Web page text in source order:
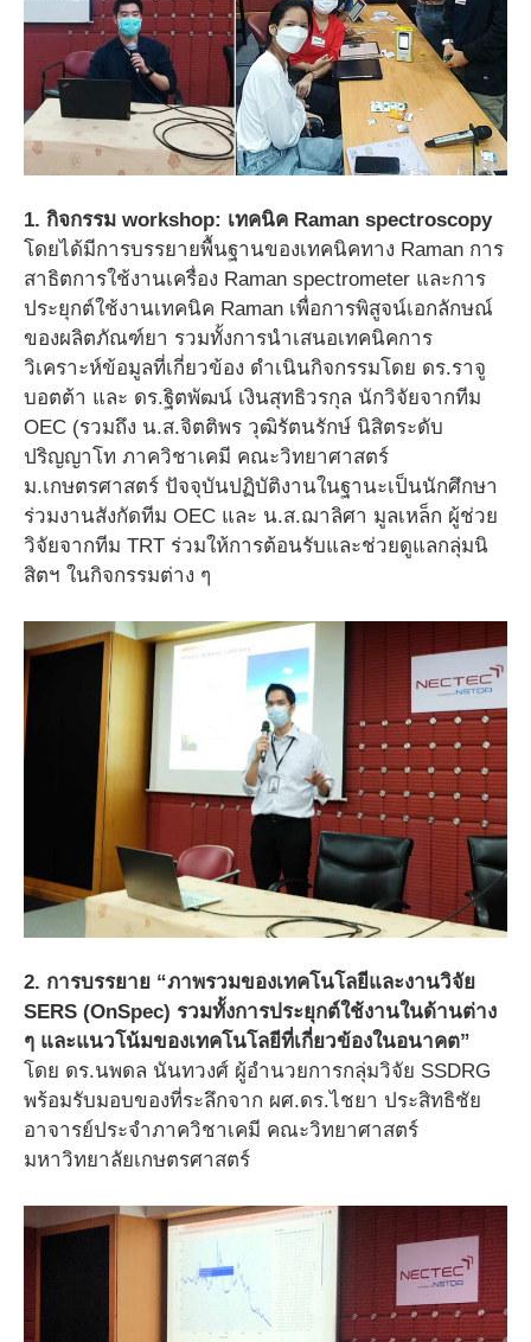
1. กิจกรรม workshop: เทคนิค Raman spectroscopy
โดยได้มีการบรรยายพื้นฐานของเทคนิคทาง Raman การ
สาธิตการใช้งานเครื่อง Raman spectrometer และการ
ประยุกต์ใช้งานเทคนิค Raman เพื่อการพิสูจน์เอกลักษณ์
ของผลิตภัณฑ์ยา รวมทั้งการนำเสนอเทคนิคการ
วิเคราะห์ข้อมูลที่เกี่ยวข้อง ดำเนินกิจกรรมโดย ดร.ราจู
บอตต้า และ ดร.ฐิตพัฒน์ เงินสุทธิวรกุล นักวิจัยจากทีม
OEC (รวมถึง น.ส.จิตติพร วุฒิรัตนรักษ์ นิสิตระดับ
ปริญญาโท ภาควิชาเคมี คณะวิทยาศาสตร์
ม.เกษตรศาสตร์ ปัจจุบันปฏิบัติงานในฐานะเป็นนักศึกษา
ร่วมงานสังกัดทีม OEC และ น.ส.ฌาลิศา มูลเหล็ก ผู้ช่วย
วิจัยจากทีม TRT ร่วมให้การต้อนรับและช่วยดูแลกลุ่มนิ
สิตฯ ในกิจกรรมต่าง ๆ
2. การบรรยาย “ภาพรวมของเทคโนโลยีและงานวิจัย
SERS (OnSpec) รวมทั้งการประยุกต์ใช้งานในด้านต่าง
ๆ และแนวโน้มของเทคโนโลยีที่เกี่ยวข้องในอนาคต”
โดย ดร.นพดล นันทวงศ์ ผู้อำนวยการกลุ่มวิจัย SSDRG
พร้อมรับมอบของที่ระลึกจาก ผศ.ดร.ไชยา ประสิทธิชัย
อาจารย์ประจำภาควิชาเคมี คณะวิทยาศาสตร์
มหาวิทยาลัยเกษตรศาสตร์